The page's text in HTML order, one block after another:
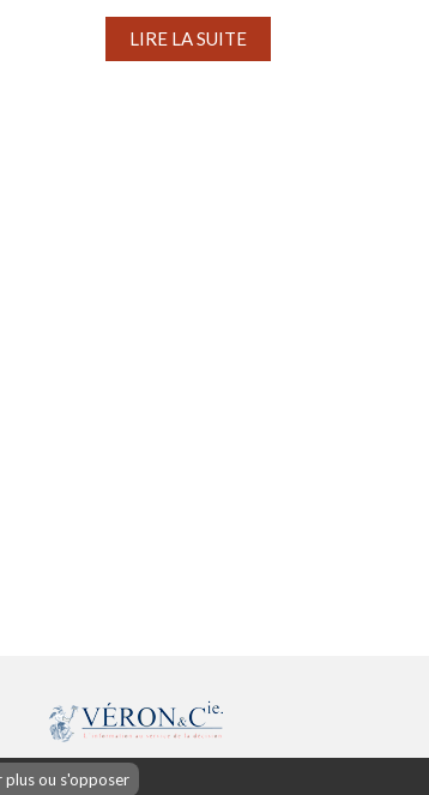
plus ou s'opposer
LIRE LA SUITE
42 rue d'Antrain